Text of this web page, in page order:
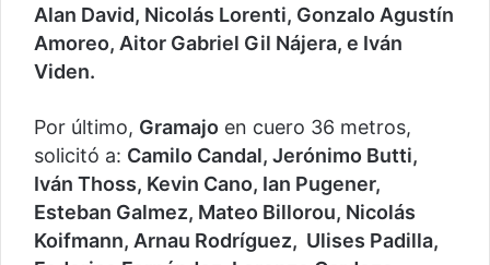
Alan David, Nicolás Lorenti, Gonzalo Agustín
Amoreo, Aitor Gabriel Gil Nájera, e Iván
Viden.
Por último, Gramajo en cuero 36 metros,
solicitó a: Camilo Candal, Jerónimo Butti,
Iván Thoss, Kevin Cano, Ian Pugener,
Esteban Galmez, Mateo Billorou, Nicolás
Koifmann, Arnau Rodríguez, Ulises Padilla,